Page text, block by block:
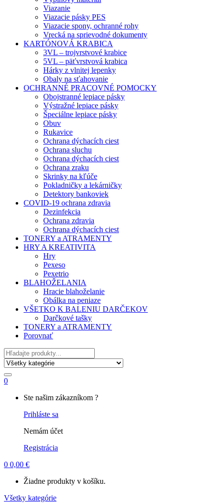
Viazanie
Viazacie pásky PES
Viazacie spony, ochranné rohy
Vrecká na sprievodné dokumenty
KARTÓNOVÁ KRABICA
3VL – trojvrstvové krabice
5VL – päťvrstvová krabica
Hárky z vlnitej lepenky
Obaly na sťahovanie
OCHRANNÉ PRACOVNÉ POMOCKY
Obojstranné lepiace pásky
Výstražné lepiace pásky
Špeciálne lepiace pásky
Obuv
Rukavice
Ochrana dýchacích ciest
Ochrana sluchu
Ochrana dýchacích ciest
Ochrana zraku
Skrinky na kľúče
Pokladničky a lekárničky
Detektory bankoviek
COVID-19 ochrana zdravia
Dezinfekcia
Ochrana zdravia
Ochrana dýchacích ciest
TONERY a ATRAMENTY
HRY A KREATIVITA
Hry
Pexeso
Pexetrio
BLAHOŽELANIA
Hracie blahoželanie
Obálka na peniaze
VŠETKO K BALENIU DARČEKOV
Darčkové tašky
TONERY a ATRAMENTY
Porovnať
Hľadať
0
Ste našim zákazníkom ?
Prihláste sa
Nemám účet
Registrácia
0 0,00 €
Žiadne produkty v košíku.
Všetky kategórie